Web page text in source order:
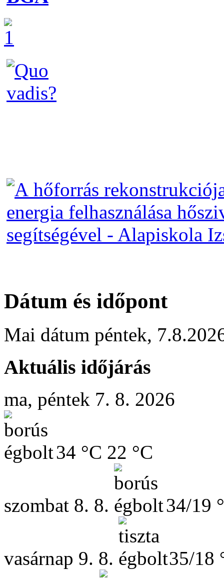
Dátum és időpont
Mai dátum péntek,
Aktuális időjárás
ma, péntek 7. 8. 2026
34 °C 22 °C
szombat 8. 8. 34/19
vasárnap 9. 8. 35/18